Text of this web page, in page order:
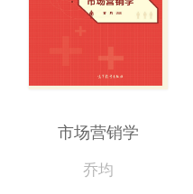
市场营销学
乔均